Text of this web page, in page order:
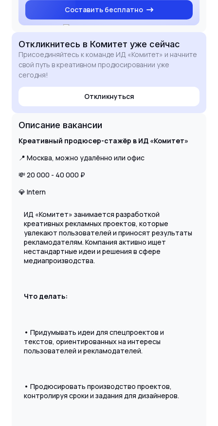
Составить бесплатно
Откликнитесь в Комитет уже сейчас
Присоединяйтесь к команде ИД «Комитет» и начните
свой путь в креативном продюсировании уже
сегодня!
Откликнуться
Описание вакансии
Креативный продюсер-стажёр в ИД «Комитет»
📍 Москва, можно удалённо или офис
💸 20 000 - 40 000 ₽
💎 Intern
ИД «Комитет» занимается разработкой
креативных рекламных проектов, которые
увлекают пользователей и приносят результаты
рекламодателям. Компания активно ищет
нестандартные идеи и решения в сфере
медиапроизводства.
Что делать:
• Придумывать идеи для спецпроектов и
текстов, ориентированных на интересы
пользователей и рекламодателей.
• Продюсировать производство проектов,
контролируя сроки и задания для дизайнеров.